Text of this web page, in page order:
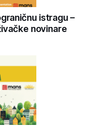
istragu –
novinare